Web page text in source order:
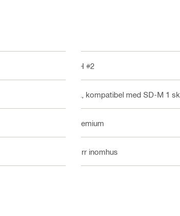
PH #2
Ja, kompatibel med SD-M 1
Premium
Torr inomhus